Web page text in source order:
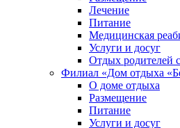
Лечение
Питание
Медицинская
Услуги и досуг
Отдых родителей
Филиал «Дом отдыха
О доме отдыха
Размещение
Питание
Услуги и досуг